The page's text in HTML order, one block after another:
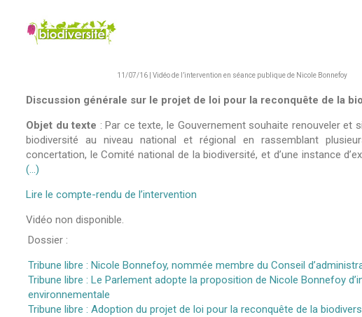
11/07/16 | Vidéo de l’intervention en séance publique de Nicole Bonnefoy
Discussion générale sur le projet de loi pour la reconquête de la
Objet du texte : Par ce texte, le Gouvernement souhaite renouveler et
biodiversité au niveau national et régional en rassemblant
concertation, le Comité national de la biodiversité, et d’une instance
(…)
Lire le compte-rendu de l’intervention
Vidéo non disponible.
Dossier :
Tribune libre : Nicole Bonnefoy, nommée membre du Conseil
Tribune libre : Le Parlement adopte la proposition de Nicole Bonnefoy
environnementale
Tribune libre : Adoption du projet de loi pour la reconquête de la